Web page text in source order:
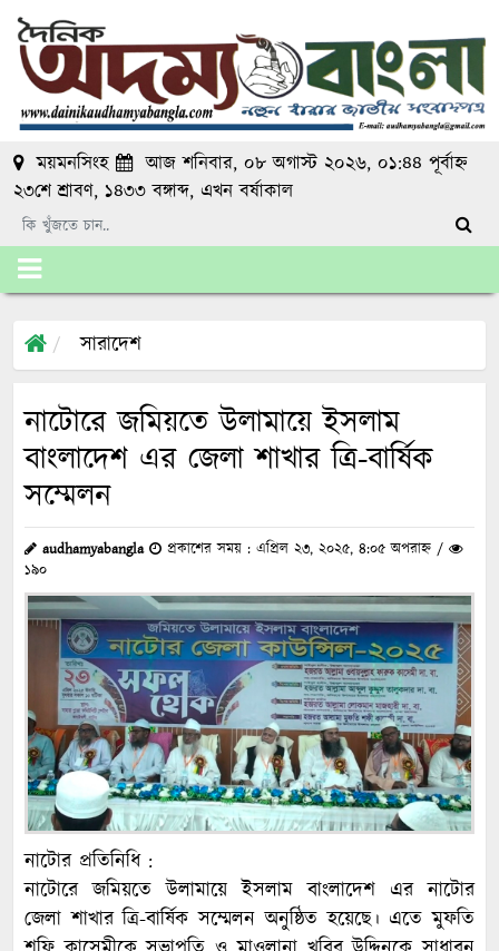
ময়মনসিংহ
আজ শনিবার, ০৮ অগাস্ট ২০২৬, ০১:৪৪ পূর্বাহ্ন
২৩শে শ্রাবণ, ১৪৩৩ বঙ্গাব্দ, এখনবর্ষাকাল
সারাদেশ
নাটোরে জমিয়তে উলামায়ে ইসলাম
বাংলাদেশ এর জেলা শাখার ত্রি-বার্ষিক
সম্মেলন
audhamyabangla
প্রকাশের সময় : এপ্রিল ২৩, ২০২৫, ৪:০৫ অপরাহ্ন /
১৯০
নাটোর প্রতিনিধি :
নাটোরে জমিয়তে উলামায়ে ইসলাম বাংলাদেশ এর নাটোর
জেলা শাখার ত্রি-বার্ষিক সম্মেলন অনুষ্ঠিত হয়েছে। এতে মুফতি